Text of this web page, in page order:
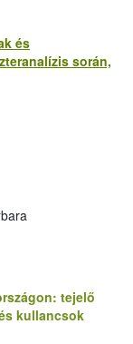
és
során,
tejelő
kullancsok